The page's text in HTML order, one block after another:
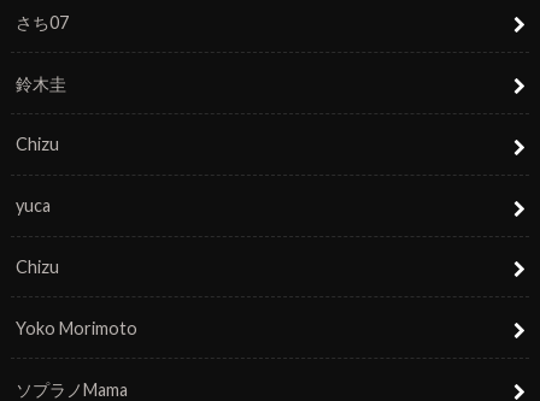
さち07
鈴木圭
Chizu
yuca
Chizu
Yoko Morimoto
ソプラノMama